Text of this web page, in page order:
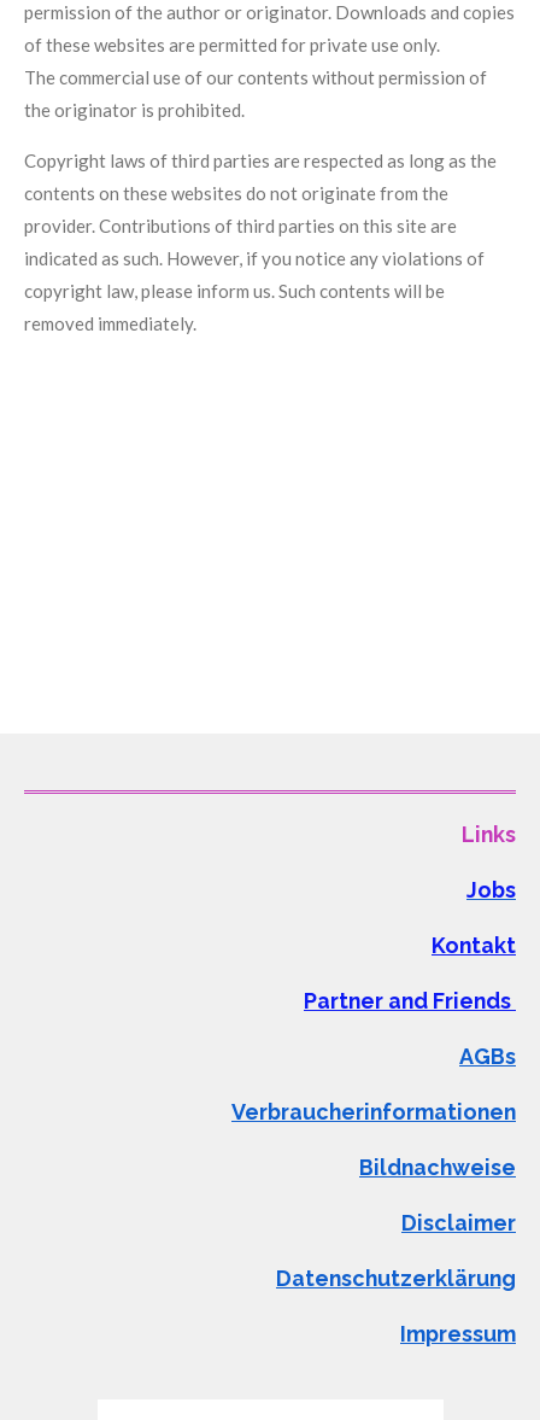
permission of the author or originator. Downloads and copies
of these websites are permitted for private use only.
The commercial use of our contents without permission of
the originator is prohibited.
Copyright laws of third parties are respected as long as the
contents on these websites do not originate from the
provider. Contributions of third parties on this site are
indicated as such. However, if you notice any violations of
copyright law, please inform us. Such contents will be
removed immediately.
Links
Jobs
Kontakt
Partner and Friends
AGBs
Verbraucherinformationen
Bildnachweise
Disclaimer
Datenschutzerklärung
Impressum